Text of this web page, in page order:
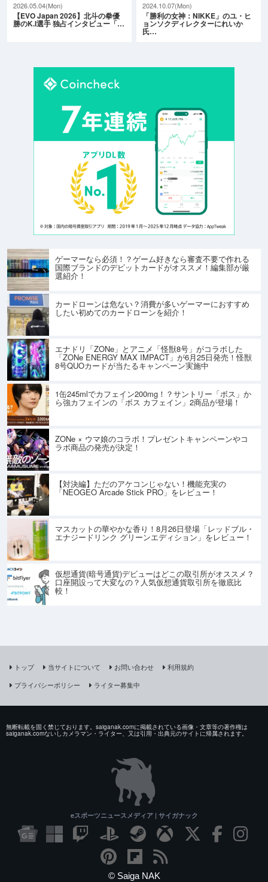
2026.05.04(Mon)
【EVO Japan 2026】北斗の拳優
勝のK.I選手 独占インタビュー「…
2024.10.07(Mon)
「勝利の女神：NIKKE」のユ・ヒ
ョンソクディレクターにれいか
氏…
ゲーマーなら必須！？ゲーム好きなら審査不要で作れる
国際ブランドのデビットカードがオススメ！編集部が厳
選紹介！
カードローンは危ない？消費が多いゲーマーにおすすめ
したい初めてのカードローンを紹介！
エナドリ「ZONe」とアニメ「怪獣8号」がコラボした
「ZONe ENERGY MAX IMPACT」が6月25日発売！怪獣
8号QUOカードが当たるキャンペーン実施中
1缶245mlでカフェイン200mg！？サントリー「ボス」か
ら強カフェインの「ボス カフェイン」2商品が登場！
ZONe × ウマ娘のコラボ！プレゼントキャンペーンやコ
ラボ商品の発売が決定！
【対決編】ただのアケコンじゃない！機能充実の
「NEOGEO Arcade Stick PRO」をレビュー！
マスカットの華やかな香り！8月26日登場「レッドブル・
エナジードリンク グリーンエディション」をレビュー！
仮想通貨(暗号通貨)デビューはどこの取引所がオススメ？
口座開設って大変なの？人気仮想通貨取引所を徹底比
較！
トップ 当サイトについて お問い合わせ
利用規約
プライバシーポリシー
ライター募集中
無断転載を固く禁じております。saiganak.comに掲載されている画像・文章等の著作権は
saiganak.comないしカメラマン・ライター、又は引用・出典元のサイトに帰属されます。
eスポーツニュースメディア | サイガナック
© Saiga NAK